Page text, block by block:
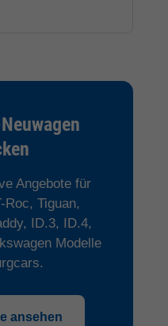
Angebote für
Tiguan,
ID.3, ID.4,
Modelle
ansehen